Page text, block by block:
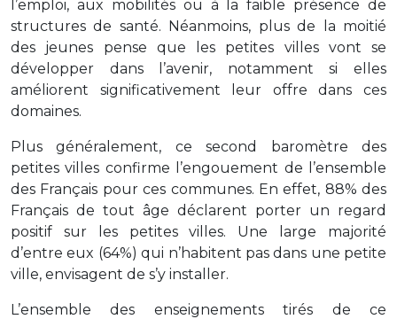
l’emploi, aux mobilités ou à la faible présence de
structures de santé. Néanmoins, plus de la moitié
des jeunes pense que les petites villes vont se
développer dans l’avenir, notamment si elles
améliorent significativement leur offre dans ces
domaines.
Plus généralement, ce second baromètre des
petites villes confirme l’engouement de l’ensemble
des Français pour ces communes. En effet, 88% des
Français de tout âge déclarent porter un regard
positif sur les petites villes. Une large majorité
d’entre eux (64%) qui n’habitent pas dans une petite
ville, envisagent de s’y installer.
L’ensemble des enseignements tirés de ce